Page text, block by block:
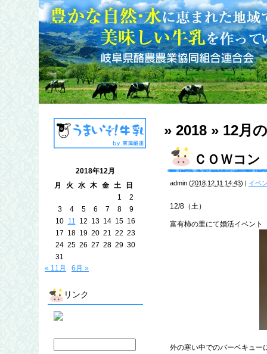
» 2018 » 12月
ＣＯＷコン
admin (2018.12.11 14:43) | イベ
12/8（土）
富有柿の里にて婚活イベント
外の寒い中でのバーベキュー
2018年12月
月
火 水 木 金 土
日
1
2
3
4 5 6 7 8
9
10 11 12 13 14 15 16
17 18 19 20 21 22 23
24 25 26 27 28 29 30
31
« 11月
6月 »
リンク